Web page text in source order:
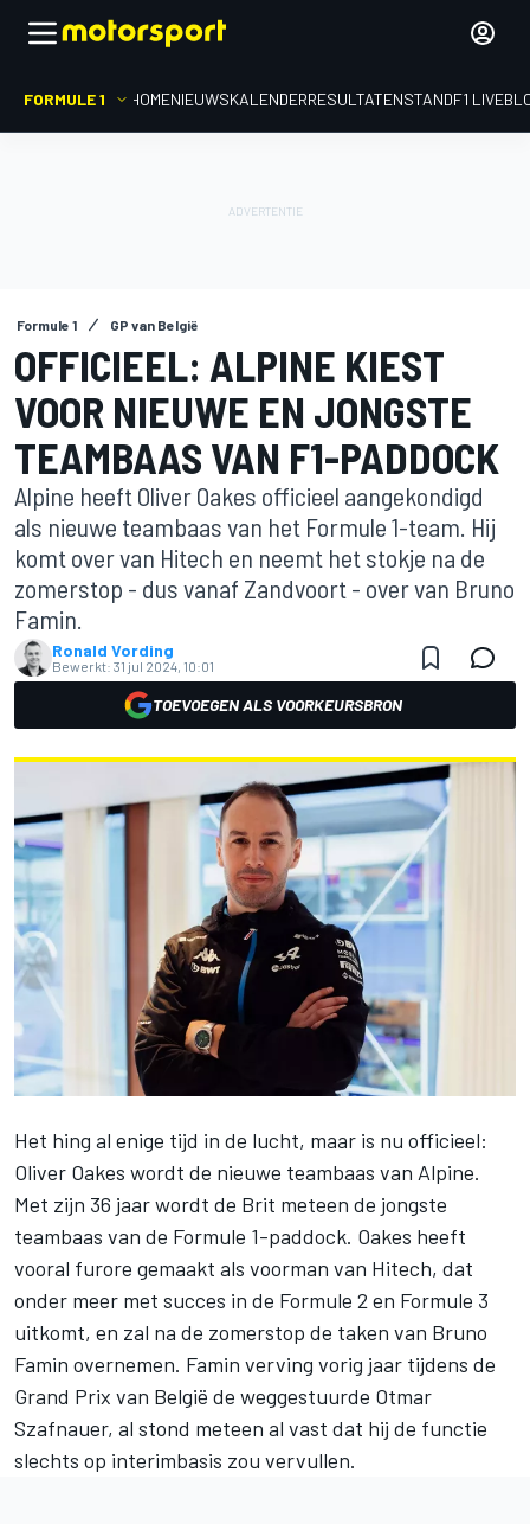
FORMULE 1 HOMENIEUWSKALENDERRESULTATENSTANDF1
Formule 1 GP van België
OFFICIEEL: ALPINE KIEST
VOOR NIEUWE EN JONGSTE
TEAMBAAS VAN F1-PADDOCK
Alpine heeft Oliver Oakes officieel aangekondigd
als nieuwe teambaas van het Formule 1-team. Hij
komt over van Hitech en neemt het stokje na de
zomerstop - dus vanaf Zandvoort - over van Bruno
Famin.
Ronald Vording
Bewerkt: 31 jul 2024, 10:01
TOEVOEGEN ALS VOORKEURSBRON
Het hing al enige tijd in de lucht, maar is nu officieel:
Oliver Oakes wordt de nieuwe teambaas van Alpine.
Met zijn 36 jaar wordt de Brit meteen de jongste
teambaas van de Formule 1-paddock. Oakes heeft
vooral furore gemaakt als voorman van Hitech, dat
onder meer met succes in de Formule 2 en Formule 3
uitkomt, en zal na de zomerstop de taken van Bruno
Famin overnemen. Famin verving vorig jaar tijdens de
Grand Prix van België de weggestuurde Otmar
Szafnauer, al stond meteen al vast dat hij de functie
slechts op interimbasis zou vervullen.